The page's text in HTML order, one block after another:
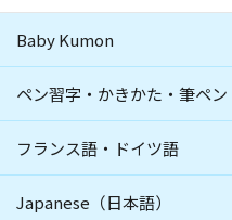
Baby Kumon
ペン習字・かきかた・筆ペ
フランス語・ドイツ語
Japanese（日本語）